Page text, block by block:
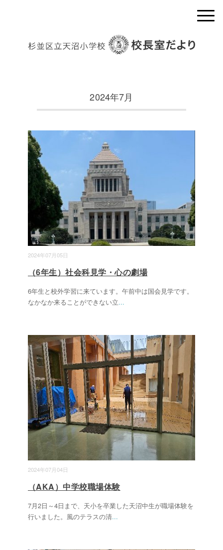
2024年7月
2024年07月05日
（6年生）社会科見学・心の劇場
6年生と校外学習に来ています。午前中は国会見学です。
なかなか来ることができない立...
2024年07月04日
（AKA）中学校職場体験
7月2日～4日まで、天小を卒業した天沼中生が職場体験を
行いました。風のテラスの清...